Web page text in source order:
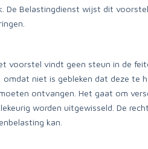
Belastingdienst wijst dit
vindt geen steun in de
niet is gebleken dat deze te
ontvangen. Het gaat om
worden uitgewisseld. De
kan.